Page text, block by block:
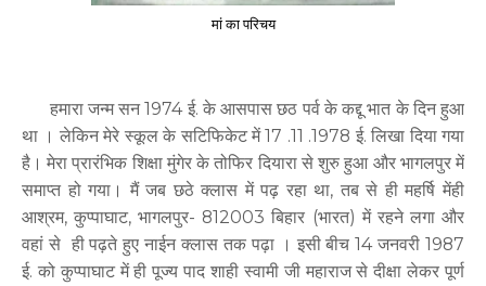
मां का परिचय
हमारा जन्म सन 1974 ई. के आसपास छठ पर्व के कद्दू भात के दिन हुआ
था । लेकिन मेरे स्कूल के सटिफिकेट में 17 .11 .1978 ई. लिखा दिया गया
है। मेरा प्रारंभिक शिक्षा मुंगेर के तोफिर दियारा से शुरु हुआ और भागलपुर में
समाप्त हो गया। मैं जब छठे क्लास में पढ़ रहा था, तब से ही महर्षि मेंही
आश्रम, कुप्पाघाट, भागलपुर- 812003 बिहार (भारत) में रहने लगा और
वहां से ही पढ़ते हुए नाईन क्लास तक पढ़ा । इसी बीच 14 जनवरी 1987
ई. को कुप्पाघाट में ही पूज्य पाद शाही स्वामी जी महाराज से दीक्षा लेकर पूर्ण